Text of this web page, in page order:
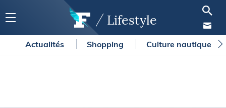
Lifestyle
Actualités Shopping Culture nautique